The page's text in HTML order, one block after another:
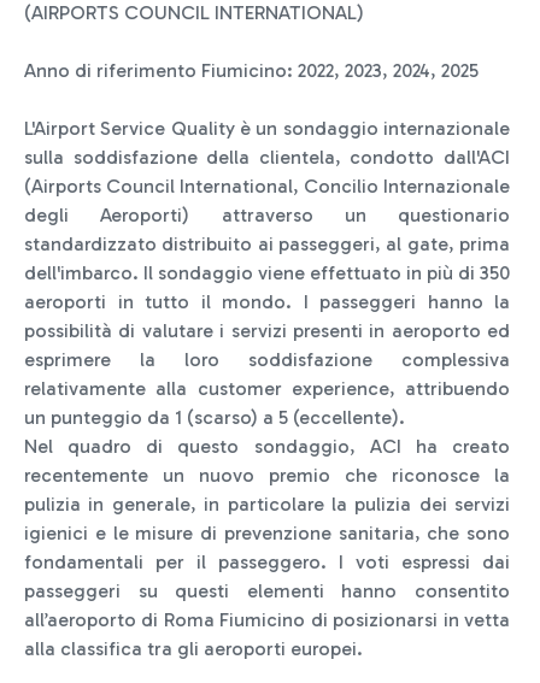
(AIRPORTS COUNCIL INTERNATIONAL)
Anno di riferimento Fiumicino: 2022, 2023, 2024, 2025
L'Airport Service Quality è un sondaggio internazionale
sulla soddisfazione della clientela, condotto dall'ACI
(Airports Council International, Concilio Internazionale
degli Aeroporti) attraverso un questionario
standardizzato distribuito ai passeggeri, al gate, prima
dell'imbarco. Il sondaggio viene effettuato in più di 350
aeroporti in tutto il mondo. I passeggeri hanno la
possibilità di valutare i servizi presenti in aeroporto ed
esprimere la loro soddisfazione complessiva
relativamente alla customer experience, attribuendo
un punteggio da 1 (scarso) a 5 (eccellente).
Nel quadro di questo sondaggio, ACI ha creato
recentemente un nuovo premio che riconosce la
pulizia in generale, in particolare la pulizia dei servizi
igienici e le misure di prevenzione sanitaria, che sono
fondamentali per il passeggero. I voti espressi dai
passeggeri su questi elementi hanno consentito
all’aeroporto di Roma Fiumicino di posizionarsi in vetta
alla classifica tra gli aeroporti europei.